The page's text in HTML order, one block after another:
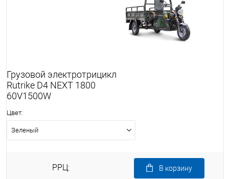
Грузовой электротрицикл
Rutrike D4 NEXT 1800
60V1500W
Цвет:
Зеленый
РРЦ: В корзину